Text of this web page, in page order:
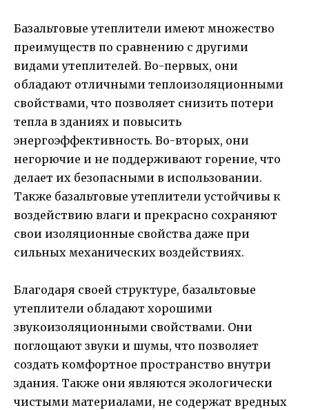
Базальтовые утеплители имеют множество
преимуществ по сравнению с другими
видами утеплителей. Во-первых, они
обладают отличными теплоизоляционными
свойствами, что позволяет снизить потери
тепла в зданиях и повысить
энергоэффективность. Во-вторых, они
негорючие и не поддерживают горение, что
делает их безопасными в использовании.
Также базальтовые утеплители устойчивы к
воздействию влаги и прекрасно сохраняют
свои изоляционные свойства даже при
сильных механических воздействиях.
Благодаря своей структуре, базальтовые
утеплители обладают хорошими
звукоизоляционными свойствами. Они
поглощают звуки и шумы, что позволяет
создать комфортное пространство внутри
здания. Также они являются экологически
чистыми материалами, не содержат вредных